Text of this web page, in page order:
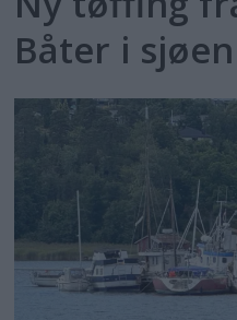
Båter i sjøen